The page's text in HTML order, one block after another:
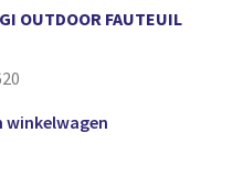
OUTDOOR FAUTEUIL
winkelwagen